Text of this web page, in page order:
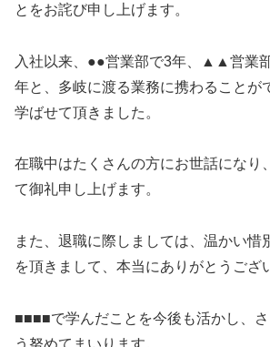
とをお詫び申し上げます。
入社以来、●●営業部で3年、▲▲営業
年と、多岐に渡る業務に携わることが
学ばせて頂きました。
在職中はたくさんの方にお世話になり
て御礼申し上げます。
また、退職に際しましては、温かい惜
を頂きまして、本当にありがとうござ
■■■■で学んだことを今後も活かし、
う努めてまいります。